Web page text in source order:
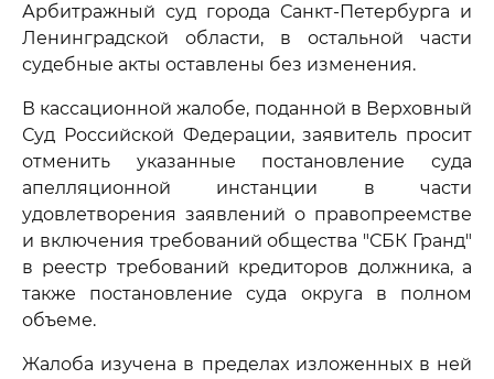
Арбитражный суд города Санкт-Петербурга и
Ленинградской области, в остальной части
судебные акты оставлены без изменения.
В кассационной жалобе, поданной в Верховный
Суд Российской Федерации, заявитель просит
отменить указанные постановление суда
апелляционной инстанции в части
удовлетворения заявлений о правопреемстве
и включения требований общества "СБК Гранд"
в реестр требований кредиторов должника, а
также постановление суда округа в полном
объеме.
Жалоба изучена в пределах изложенных в ней